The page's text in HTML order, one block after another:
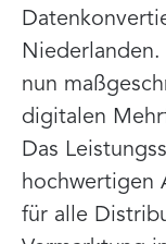
nun
digitalen
Das
hochwertigen
für alle